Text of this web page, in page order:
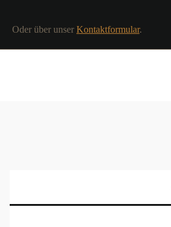
Oder über unser Kontaktformular.